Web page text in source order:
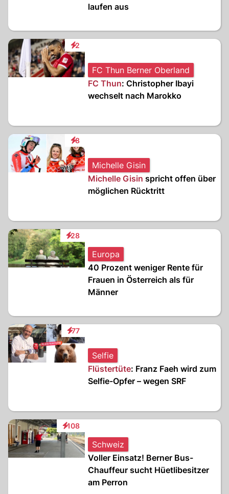
laufen aus
2
Interaktionen
FC Thun Berner Oberland
FC Thun: Christopher Ibayi
wechselt nach Marokko
8
Interaktionen
Michelle Gisin
Michelle Gisin spricht offen über
möglichen Rücktritt
28
Interaktionen
Europa
40 Prozent weniger Rente für
Frauen in Österreich als für
Männer
77
Interaktionen
Selfie
Flüstertüte: Franz Faeh wird zum
Selfie-Opfer – wegen SRF
108
Interaktionen
Schweiz
Voller Einsatz! Berner Bus-
Chauffeur sucht Hüetlibesitzer
am Perron